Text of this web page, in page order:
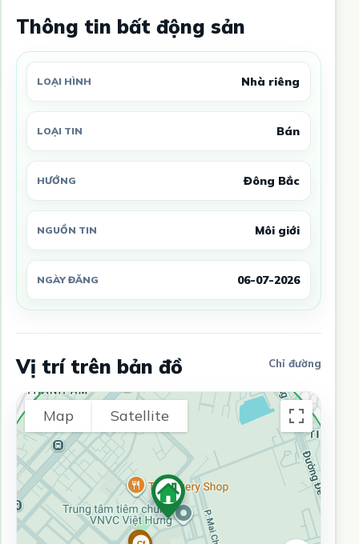
Thông tin bất động sản
LOẠI HÌNH Nhà riêng
LOẠI TIN Bán
HƯỚNG Đông Bắc
NGUỒN TIN Môi giới
NGÀY ĐĂNG 06-07-2026
Vị trí trên bản đồ Chỉ đường
Map Satellite